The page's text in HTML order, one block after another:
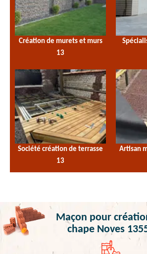
Création de murets et murs
13
Société création de terrasse
13
Artisan
Maçon pour
chape Noves